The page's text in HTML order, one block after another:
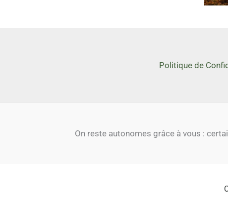
Politique de
On reste autonomes grâce à vous :